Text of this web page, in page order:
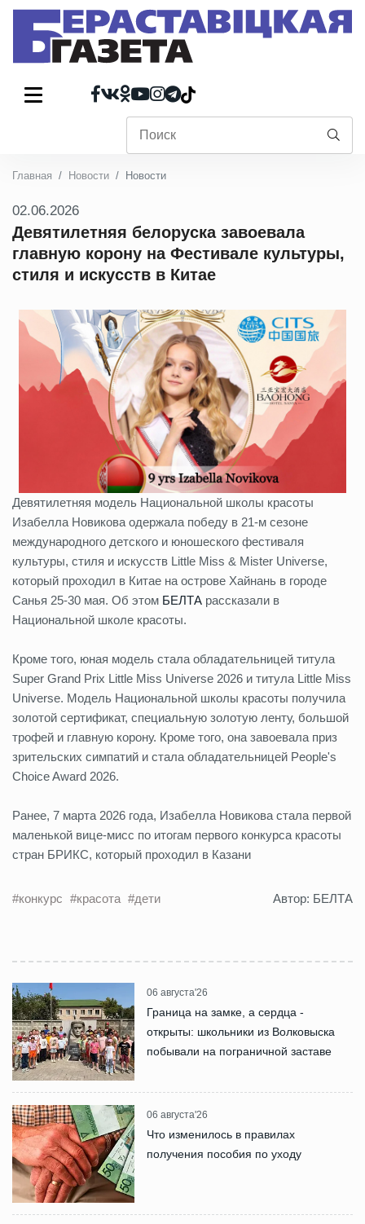
Главная Новости Новости
02.06.2026
Девятилетняя белоруска завоевала
главную корону на Фестивале культуры,
стиля и искусств в Китае
Девятилетняя модель Национальной школы красоты
Изабелла Новикова одержала победу в 21-м сезоне
международного детского и юношеского фестиваля
культуры, стиля и искусств Little Miss & Mister Universe,
который проходил в Китае на острове Хайнань в городе
Санья 25-30 мая. Об этом БЕЛТА рассказали в
Национальной школе красоты.
Кроме того, юная модель стала обладательницей титула
Super Grand Prix Little Miss Universe 2026 и титула Little Miss
Universe. Модель Национальной школы красоты получила
золотой сертификат, специальную золотую ленту, большой
трофей и главную корону. Кроме того, она завоевала приз
зрительских симпатий и стала обладательницей People's
Choice Award 2026.
Ранее, 7 марта 2026 года, Изабелла Новикова стала первой
маленькой вице-мисс по итогам первого конкурса красоты
стран БРИКС, который проходил в Казани
#конкурс #красота #дети Автор: БЕЛТА
06 августа'26
Граница на замке, а сердца -
открыты: школьники из Волковыска
побывали на пограничной заставе
06 августа'26
Что изменилось в правилах
получения пособия по уходу